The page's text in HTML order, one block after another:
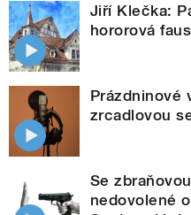
Jiří Klečka:
hororová
Prázdninové
zrcadlovou
Se
nedovolené